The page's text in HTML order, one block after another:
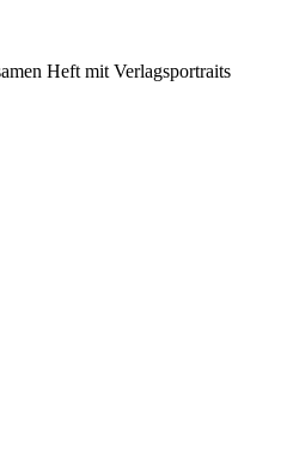
Heft mit Verlagsportraits